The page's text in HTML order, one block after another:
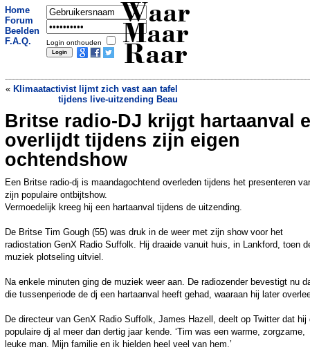
Home
Forum
Beelden
F.A.Q.
Login onthouden
Waar
Maar
Raar
« Klimaatactivist lijmt zich vast aan tafel
tijdens live-uitzending Beau
Zijn de warme herfstdagen funest voor
de Nederlandse natuur?»
Britse radio-DJ krijgt hartaanval
overlijdt tijdens zijn eigen
ochtendshow
Een Britse radio-dj is maandagochtend overleden tijdens het presenteren
zijn populaire ontbijtshow.
Vermoedelijk kreeg hij een hartaanval tijdens de uitzending.
De Britse Tim Gough (55) was druk in de weer met zijn show voor het
radiostation GenX Radio Suffolk. Hij draaide vanuit huis, in Lankford, toen
muziek plotseling uitviel.
Na enkele minuten ging de muziek weer aan. De radiozender bevestigt nu
die tussenperiode de dj een hartaanval heeft gehad, waaraan hij later
De directeur van GenX Radio Suffolk, James Hazell, deelt op Twitter dat hij
populaire dj al meer dan dertig jaar kende. ‘Tim was een ​​warme, zorgzame,
leuke man. Mijn familie en ik hielden heel veel van hem.’